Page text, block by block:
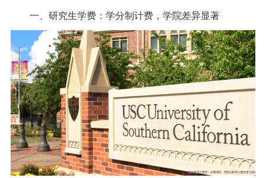
一、研究生学费：学分制计费，学院差异显著